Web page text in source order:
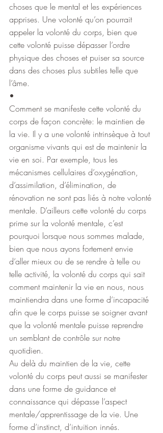
choses que le mental et les expériences
apprises. Une volonté qu’on pourrait
appeler la volonté du corps, bien que
cette volonté puisse dépasser l’ordre
physique des choses et puiser sa source
dans des choses plus subtiles telle que
l’âme.
•
Comment se manifeste cette volonté du
corps de façon concrète: le maintien de
la vie. Il y a une volonté intrinsèque à tout
organisme vivants qui est de maintenir la
vie en soi. Par exemple, tous les
mécanismes cellulaires d’oxygénation,
d’assimilation, d’élimination, de
rénovation ne sont pas liés à notre volonté
mentale. D’ailleurs cette volonté du corps
prime sur la volonté mentale, c’est
pourquoi lorsque nous sommes malade,
bien que nous ayons fortement envie
d’aller mieux ou de se rendre à telle ou
telle activité, la volonté du corps qui sait
comment maintenir la vie en nous, nous
maintiendra dans une forme d’incapacité
afin que le corps puisse se soigner avant
que la volonté mentale puisse reprendre
un semblant de contrôle sur notre
quotidien.
Au delà du maintien de la vie, cette
volonté du corps peut aussi se manifester
dans une forme de guidance et
connaissance qui dépasse l’aspect
mentale/apprentissage de la vie. Une
forme d’instinct, d’intuition innés.